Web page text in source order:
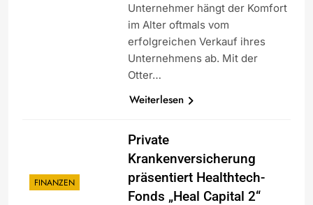
Unternehmer hängt der Komfort
im Alter oftmals vom
erfolgreichen Verkauf ihres
Unternehmens ab. Mit der
Otter…
Weiterlesen
FINANZEN
Private
Krankenversicherung
präsentiert Healthtech-
Fonds „Heal Capital 2“